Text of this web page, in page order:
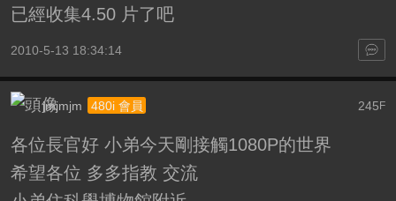
已經收集4.50 片了吧
2010-5-13 18:34:14
245 F
jmjmjm 480i 會員
各位長官好 小弟今天剛接觸1080P的世界
希望各位 多多指教 交流